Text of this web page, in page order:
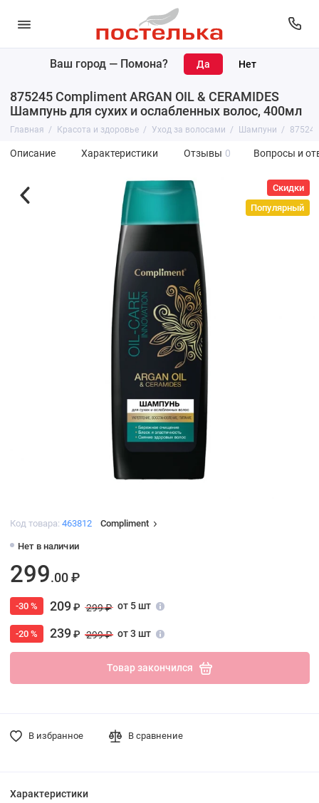
Ваш город — Помона?
875245 Compliment ARGAN OIL & CERAMIDES
Шампунь для сухих и ослабленных волос, 400мл
Главная Красота и здоровье Уход за волосами Шампуни
Описание Характеристики Отзывы 0 Вопросы и
Скидки
Популярный
Код товара: 463812 Compliment
Нет в наличии
299.00 ₽
-30 % 209₽ 299 ₽ от 5 шт
-20 % 239₽ 299 ₽ от 3 шт
Товар закончился
В избранное В сравнение
Характеристики